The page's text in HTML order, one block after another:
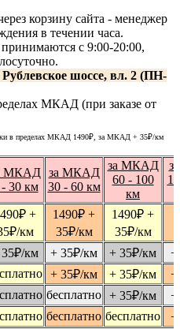
корзину сайта - менеджер
в течении часа.
принимаются с 9:00-20:00,
шоссе, вл. 2 (ПН-
МКАД (при заказе от
в пределах МКАД 1490₽, за МКАД + 35₽/км
МКАД
- 30 км
за МКАД
30 - 60 км
за МКАД
60 - 100
км
₽ +
₽/км
1490₽ +
35₽/км
1490₽ +
35₽/км
₽/км + 35₽/км + 35₽/км
+
+ 35₽/км + 35₽/км
+
бесплатно + 35₽/км
+
бесплатно бесплатно +